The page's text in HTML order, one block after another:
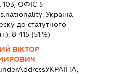
ОФІС 5
Україна
до статутного
8 415 (51 %)
ВІКТОР
УКРАЇНА,